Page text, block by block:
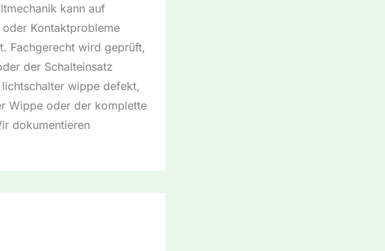
kann auf
Kontaktprobleme
Fachgerecht wird geprüft,
der Schalteinsatz
wippe defekt,
Wippe oder der komplette
dokumentieren